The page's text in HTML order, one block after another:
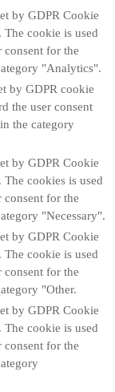
by GDPR Cookie
cookie is used
consent for the
"Analytics".
by GDPR cookie
the user consent
the category
by GDPR Cookie
cookies is used
consent for the
"Necessary".
by GDPR Cookie
cookie is used
consent for the
"Other.
by GDPR Cookie
cookie is used
consent for the